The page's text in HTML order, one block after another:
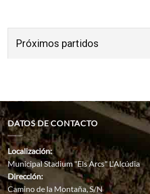
Próximos partidos
DATOS DE CONTACTO
Localización:
Municipal Stadium "Els Arcs" L'Alcúdia
Dirección:
Camino de la Montaña, S/N